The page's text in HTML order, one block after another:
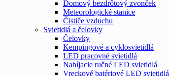
Domový bezdrôtový zvonček
Meteorologické stanice
Čističe vzduchu
Svietidlá a čelovky
Čelovky
Kempingové a cyklosvietidlá
LED pracovné svietidlá
Nabíjacie ručné LED svietidlá
Vreckové batériové LED svietidlá